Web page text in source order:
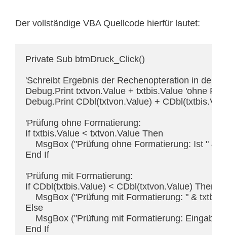
Der vollständige VBA Quellcode hierfür lautet:
Private Sub btmDruck_Click()
'Schreibt Ergebnis der Rechenopteration in den
Debug.Print txtvon.Value + txtbis.Value 'ohne
Debug.Print CDbl(txtvon.Value) +
'Prüfung ohne Formatierung:
If txtbis.Value < txtvon.Value Then
MsgBox ("Prüfung ohne Formatierung: Ist " &
End If
'Prüfung mit Formatierung:
If CDbl(txtbis.Value) < CDbl(txtvon.Value) Then
MsgBox ("Prüfung mit Formatierung: " &
Else
MsgBox ("Prüfung mit Formatierung: Eingabe
End If